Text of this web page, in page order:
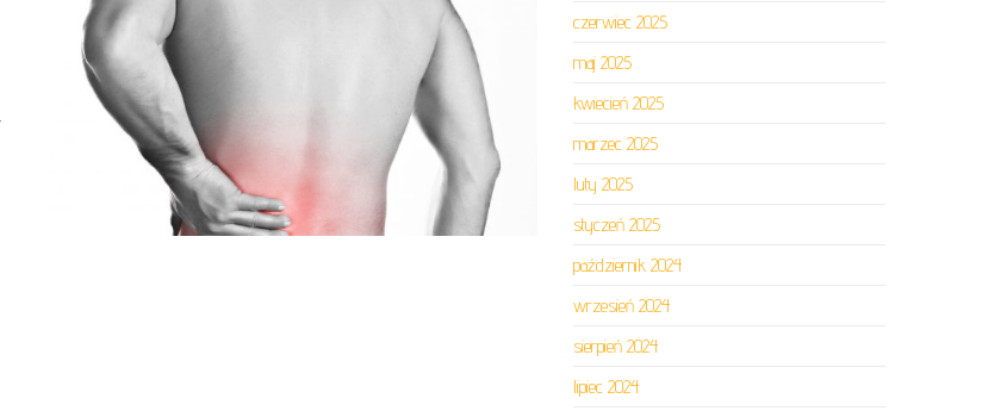
czerwiec 2025
maj 2025
kwiecień 2025
marzec 2025
luty 2025
styczeń 2025
październik 2024
wrzesień 2024
sierpień 2024
lipiec 2024